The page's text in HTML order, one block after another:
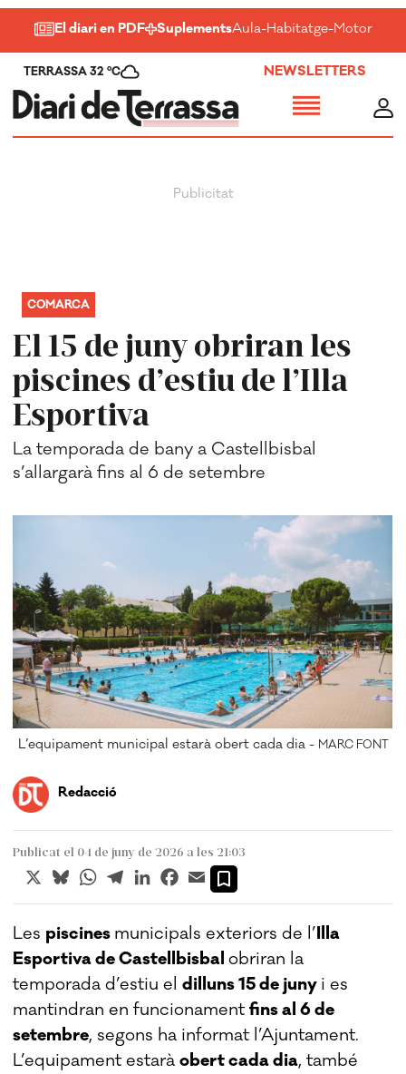
El diari en PDF SuplementsAula-Habitatge-Motor-
TERRASSA 32 ºC NEWSLETTERS
El 15 de juny obriran les
piscines d’estiu de l’Illa
Esportiva
COMARCA
La temporada de bany a Castellbisbal
s’allargarà fins al 6 de setembre
L’equipament municipal estarà obert cada dia - MARC FONT
Redacció
Publicat el 04 de juny de 2026 a les 21:03
X BlueskyWhatsApp
TelegramLinkedInFacebook
Email
Les piscines municipals exteriors de l’Illa
Esportiva de Castellbisbalobriran la
temporada d’estiu eldilluns 15 de juny i es
mantindran en funcionamentfins al 6 de
setembre, segons ha informat l’Ajuntament.
L’equipament estaràobert cada dia, també